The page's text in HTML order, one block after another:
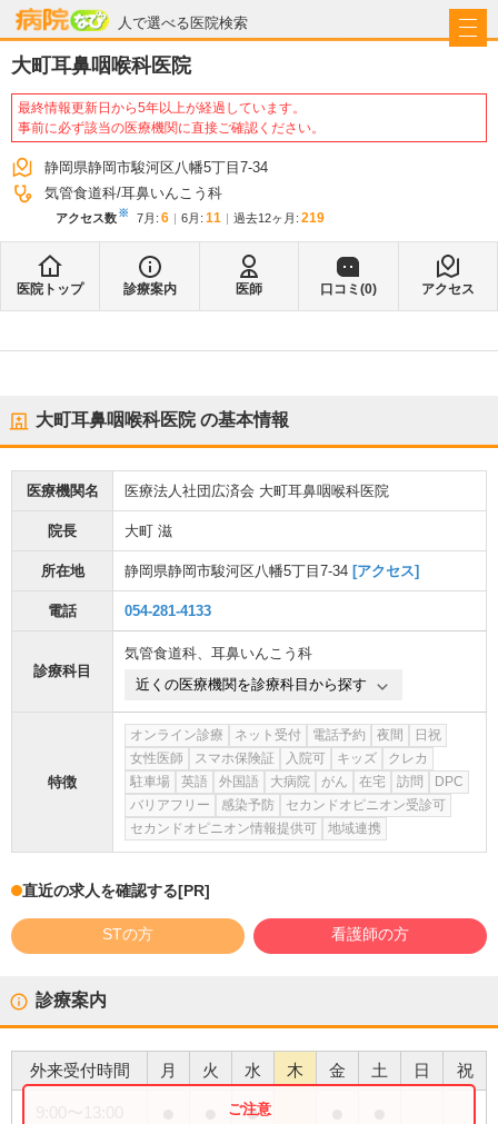
人で選べる医院検索
病院なび
大町耳鼻咽喉科医院
最終情報更新日から5年以上が経過しています。
事前に必ず該当の医療機関に直接ご確認ください。
静岡県静岡市駿河区八幡5丁目7-34
気管食道科 耳鼻いんこう科
アクセス数※ 7月 : 6 6月 : 11 過去12ヶ月: 219
医院トップ 診療案内 医師 口コミ(0) アクセス
大町耳鼻咽喉科医院の基本情報
医療機関名 医療法人社団広済会 大町耳鼻咽喉科医院
院長 大町 滋
所在地 静岡県静岡市駿河区八幡5丁目7-34 [アクセス]
電話 054-281-4133
診療科目
気管食道科、 耳鼻いんこう科
近くの医療機関を診療科目から探す
特徴
オンライン診療 ネット受付 電話予約 夜間
日祝
女性医師
スマホ保険証 入院可 キッズ
クレカ
駐車場
英語 外国語 大病院 がん 在宅 訪問
DPC
バリアフリー
感染予防
セカンドオピニオン受診可
セカンドオピニオン情報提供可
地域連携
直近の求人を確認する[PR]
STの方 看護師の方
診療案内
外来受付時間 月 火 水 木 金 土 日 祝
●